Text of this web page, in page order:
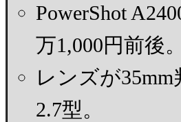
PowerShot
万1,000円前後
レンズが
2.7型。